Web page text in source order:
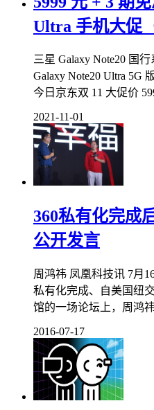
Ultra 手机大促
三星 Galaxy Note20 国
Galaxy Note20 Ultra 5G
今日京东双 11 大促价
2021-11-01
360私有化完成
公开发言
周鸿祎 凤凰科技讯 7月
私有化完成、自美国纽
馆的一场论坛上，周鸿
2016-07-17